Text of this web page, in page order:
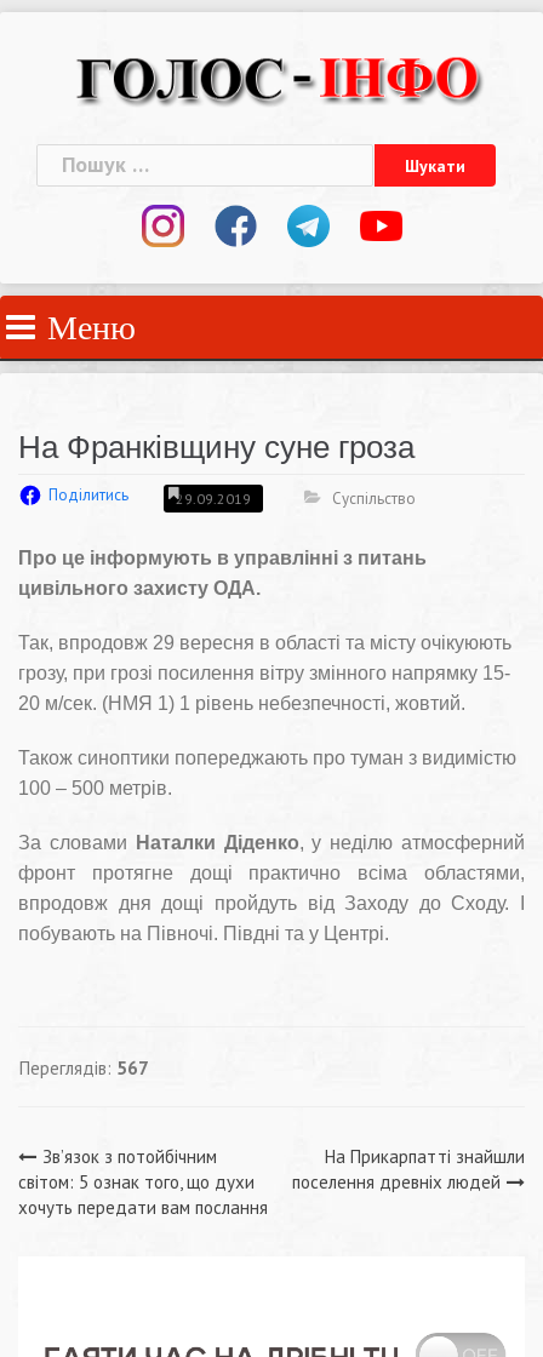
Пошук:
Меню
На Франківщину суне гроза
Поділитись 29.09.2019 Суспільство
Про це інформують в управлінні з питань
цивільного захисту ОДА.
Так, впродовж 29 вересня в області та місту очікуюють
грозу, при грозі посилення вітру змінного напрямку 15-
20 м/сек. (НМЯ 1) 1 рівень небезпечності, жовтий.
Також синоптики попереджають про туман з видимістю
100 – 500 метрів.
За словами Наталки Діденко, у неділю атмосферний
фронт протягне дощі практично всіма областями,
впродовж дня дощі пройдуть від Заходу до Сходу. І
побувають на Півночі. Півдні та у Центрі.
Переглядів: 567
Навігація
записів
Зв’язок з потойбічним
світом: 5 ознак того, що духи
хочуть передати вам послання
На Прикарпатті знайшли
поселення древніх людей